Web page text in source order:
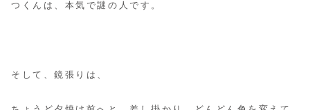
つくんは、本気で謎の人です。
そして、鏡張りは、